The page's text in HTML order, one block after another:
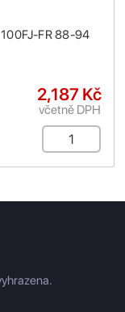
FR 88-94
2,187 Kč
včetně DPH